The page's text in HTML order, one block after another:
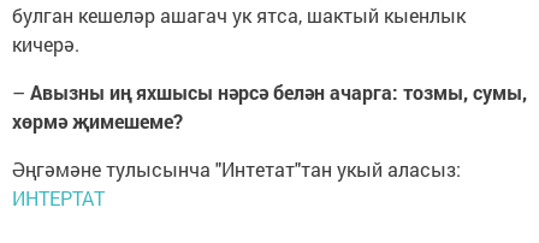
булган кешеләр ашагач ук ятса, шактый кыенлык
кичерә.
– Авызны иң яхшысы нәрсә белән ачарга: тозмы, сумы,
хөрмә җимешеме?
Әңгәмәне тулысынча "Интетат"тан укый аласыз:
ИНТЕРТАТ